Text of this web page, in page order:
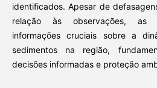
identificados. Apesar de
relação às observações, as
informações cruciais sobre a
sedimentos na região,
decisões informadas e proteção